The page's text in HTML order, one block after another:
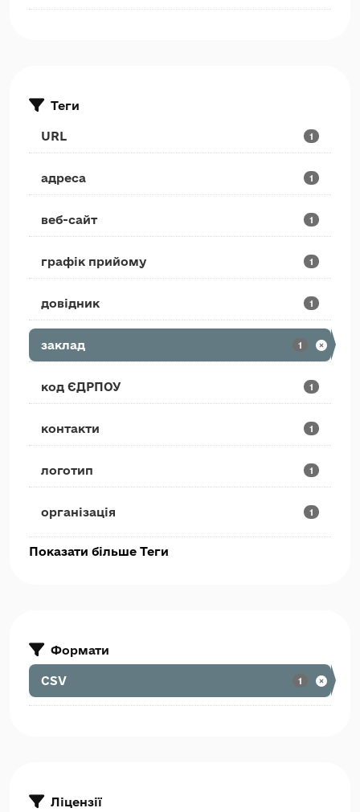
Теги
URL 1
адреса 1
веб-сайт 1
графік прийому 1
довідник 1
заклад 1
код ЄДРПОУ 1
контакти 1
логотип 1
організація 1
Показати більше Теги
Формати
CSV 1
Ліцензії